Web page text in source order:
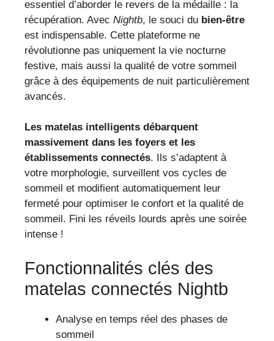
essentiel d’aborder le revers de la médaille : la
récupération. Avec Nightb, le souci du bien-être
est indispensable. Cette plateforme ne
révolutionne pas uniquement la vie nocturne
festive, mais aussi la qualité de votre sommeil
grâce à des équipements de nuit particulièrement
avancés.
Les matelas intelligents débarquent
massivement dans les foyers et les
établissements connectés. Ils s’adaptent à
votre morphologie, surveillent vos cycles de
sommeil et modifient automatiquement leur
fermeté pour optimiser le confort et la qualité de
sommeil. Fini les réveils lourds après une soirée
intense !
Fonctionnalités clés des
matelas connectés Nightb
Analyse en temps réel des phases de
sommeil